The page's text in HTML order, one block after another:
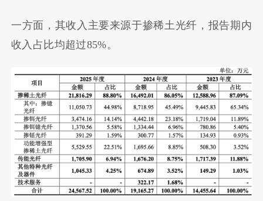
一方面，其收入主要来源于掺稀土光纤，报告期内
收入占比均超过85%。